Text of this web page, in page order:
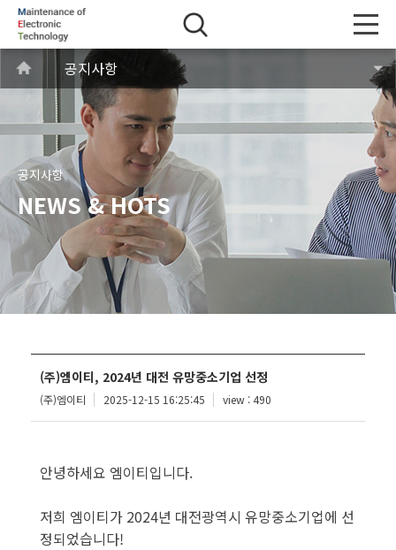
공지사항
공지사항
NEWS & HOTS
(주)엠이티, 2024년 대전 유망중소기업 선정
(주)엠이티 2025-12-15 16:25:45 view : 490
안녕하세요 엠이티입니다.
저희 엠이티가 2024년 대전광역시 유망중소기업에 선
정되었습니다!